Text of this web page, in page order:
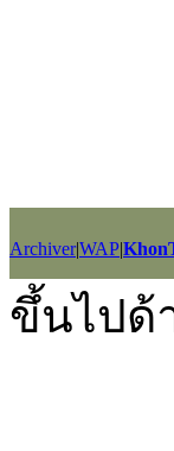
Archiver|WAP|
GMT+7, 2026-8-9
Powered by Discuz!
ขึ้นไปด้